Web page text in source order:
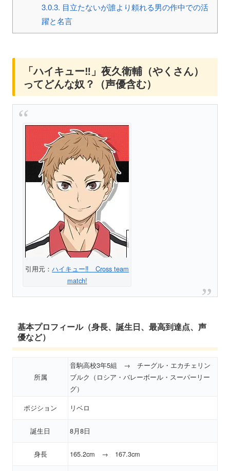
3.0.3. 目立たないが誰より頼れる男の作中での活
躍と名言
「ハイキュー‼」夜久衛輔（やくさん）
ってどんな奴？（声優含む）
引用元：ハイキュー‼ Cross team
match!
基本プロフィール（身長、誕生日、最高到達点、声
優など）
所属
音駒高校3年5組 → チーグル・エカチェリン
ブルク（ロシア・バレーボール・スーパーリー
グ）
ポジション
リベロ
誕生日 8月8日
身長 165.2cm → 167.3cm